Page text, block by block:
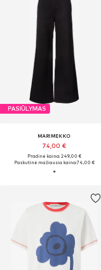
PASIŪLYMAS
MARIMEKKO
74,00 €
Pradinė kaina: 249,00 €
Paskutinė mažiausia kaina:74,00 €